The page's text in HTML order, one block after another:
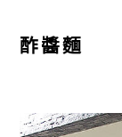
酢醬麵